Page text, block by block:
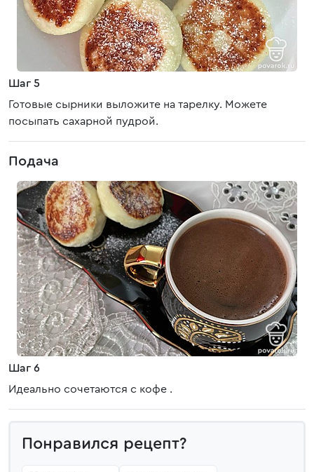
Шаг 5
Готовые сырники выложите на тарелку. Можете
посыпать сахарной пудрой.
Подача
Шаг 6
Идеально сочетаются с кофе .
Понравился рецепт?